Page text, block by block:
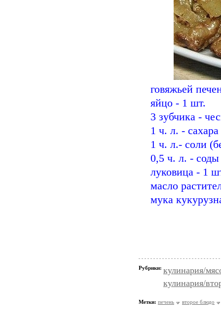
говяжьей
яйцо - 1 шт.
3 зубчика -
1 ч. л. - сахара
1 ч. л.- соли
0,5 ч. л. - соды
луковица - 1
масло
мука
Рубрики: кулинария/
кулинария/
Метки: печень второе блюдо